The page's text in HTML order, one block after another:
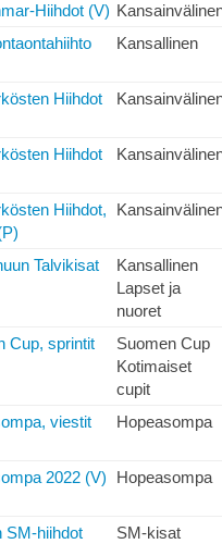
Hiihdot (V)
Kansallinen
Hiihdot
Hiihdot
Hiihdot,
Talvikisat
Kansallinen
Lapset ja
nuoret
Cup, sprintit
Suomen Cup
Kotimaiset
cupit
viestit
Hopeasompa
2022 (V) Hopeasompa
SM-hiihdot
SM-kisat